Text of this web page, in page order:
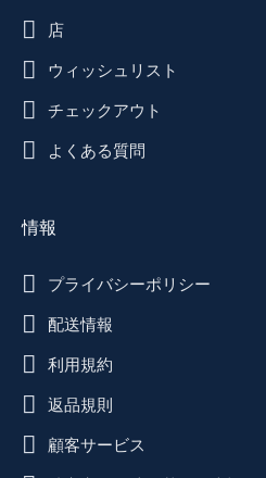
店
ウィッシュリスト
チェックアウト
よくある質問
情報
プライバシーポリシー
配送情報
利用規約
返品規則
顧客サービス